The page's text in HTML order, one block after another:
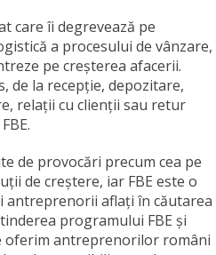
care îi degrevează pe
a procesului de vânzare,
pe creșterea afacerii.
de la recepție, depozitare,
relații cu clienții sau retur
de provocări precum cea pe
de creștere, iar FBE este o
aflați în căutarea
programului FBE și
oferim antreprenorilor români